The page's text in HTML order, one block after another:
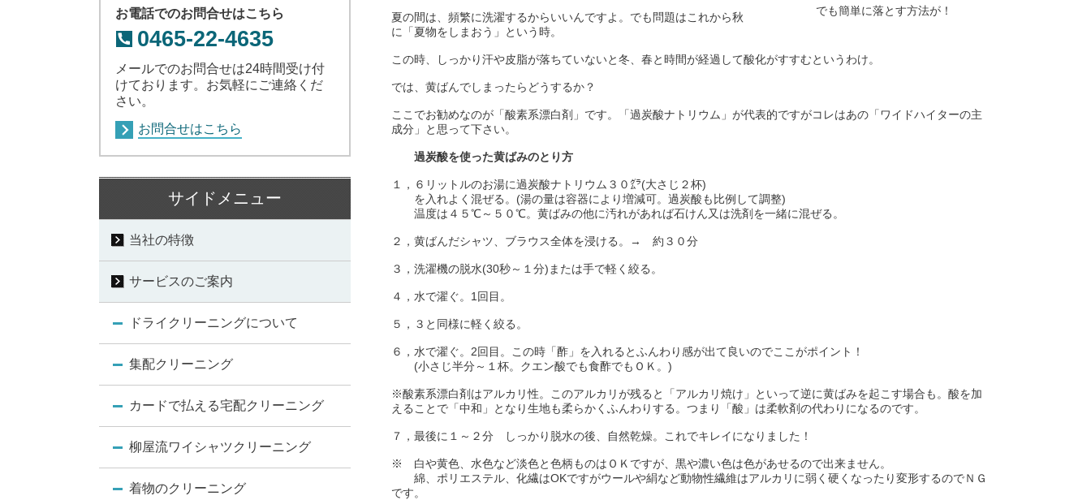
でも簡単に落とす方法が！
夏の間は、頻繁に洗濯するからいいんですよ。でも問題はこれから秋
に「夏物をしまおう」という時。
この時、しっかり汗や皮脂が落ちていないと冬、春と時間が経過して酸化がすすむというわけ。
では、黄ばんでしまったらどうするか？
ここでお勧めなのが「酸素系漂白剤」です。「過炭酸ナトリウム」が代表的ですがコレはあの「ワイドハイターの主
成分」と思って下さい。
過炭酸を使った黄ばみのとり方
１，６リットルのお湯に過炭酸ナトリウム３０㌘(大さじ２杯)
を入れよく混ぜる。(湯の量は容器により増減可。過炭酸も比例して調整)
温度は４５℃～５０℃。黄ばみの他に汚れがあれば石けん又は洗剤を一緒に混ぜる。
２，黄ばんだシャツ、ブラウス全体を浸ける。→ 約３０分
３，洗濯機の脱水(30秒～１分)または手で軽く絞る。
４，水で濯ぐ。1回目。
５，３と同様に軽く絞る。
６，水で濯ぐ。2回目。この時「酢」を入れるとふんわり感が出て良いのでここがポイント！
(小さじ半分～１杯。クエン酸でも食酢でもＯＫ。)
※酸素系漂白剤はアルカリ性。このアルカリが残ると「アルカリ焼け」といって逆に黄ばみを起こす場合も。酸を加
えることで「中和」となり生地も柔らかくふんわりする。つまり「酸」は柔軟剤の代わりになるのです。
７，最後に１～２分 しっかり脱水の後、自然乾燥。これでキレイになりました！
※ 白や黄色、水色など淡色と色柄ものはＯＫですが、黒や濃い色は色があせるので出来ません。
綿、ポリエステル、化繊はOKですがウールや絹など動物性繊維はアルカリに弱く硬くなったり変形するのでＮＧ
です。
お電話でのお問合せはこちら
0465-22-4635
メールでのお問合せは24時間受け付
けております。お気軽にご連絡くだ
さい。
お問合せはこちら
サイドメニュー
当社の特徴
サービスのご案内
ドライクリーニングについて
集配クリーニング
カードで払える宅配クリーニング
柳屋流ワイシャツクリーニング
着物のクリーニング